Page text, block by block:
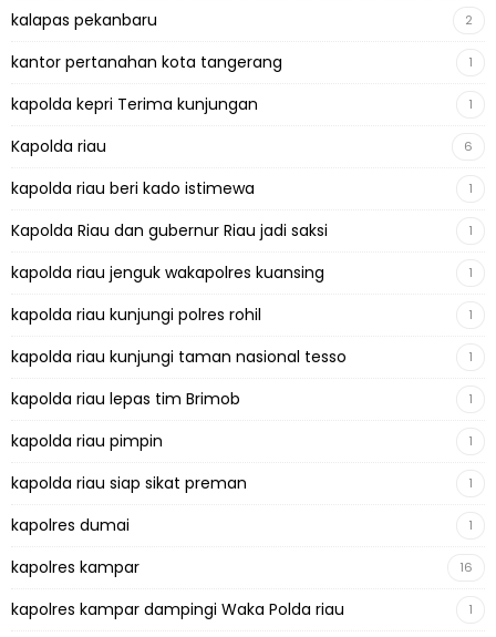
kalapas pekanbaru 2
kantor pertanahan kota tangerang 1
kapolda kepri Terima kunjungan 1
Kapolda riau 6
kapolda riau beri kado istimewa 1
Kapolda Riau dan gubernur Riau jadi saksi 1
kapolda riau jenguk wakapolres kuansing 1
kapolda riau kunjungi polres rohil 1
kapolda riau kunjungi taman nasional tesso 1
kapolda riau lepas tim Brimob 1
kapolda riau pimpin 1
kapolda riau siap sikat preman 1
kapolres dumai 1
kapolres kampar 16
kapolres kampar dampingi Waka Polda riau 1